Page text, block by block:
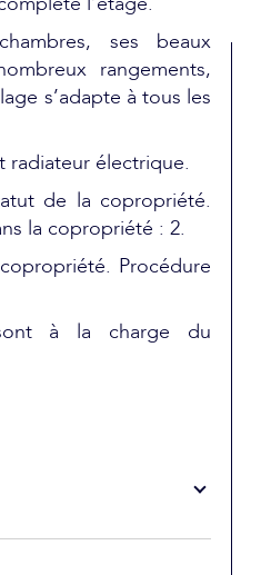
ses beaux
rangements,
s’adapte à tous les
radiateur électrique.
de la copropriété.
la copropriété : 2.
Procédure
à la charge du